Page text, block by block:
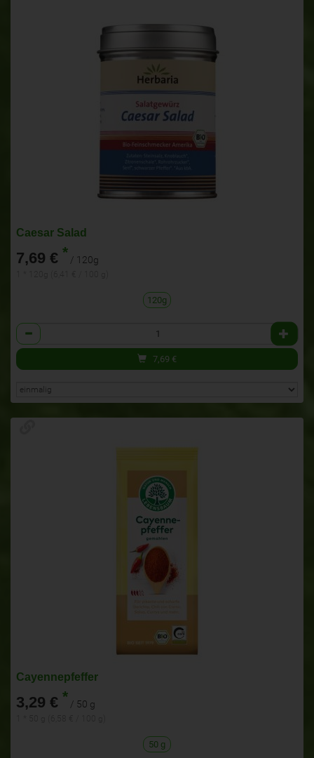
Caesar Salad
7,69 € * / 120g
120g
Anzahl
7,69 €
Cayennepfeffer
3,29 € * / 50 g
50 g